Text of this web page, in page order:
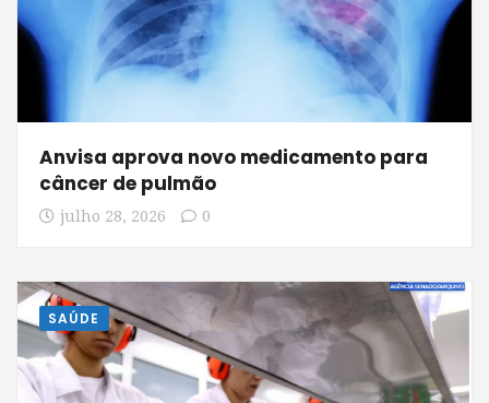
Anvisa aprova novo medicamento para
câncer de pulmão
julho 28, 2026 0
SAÚDE